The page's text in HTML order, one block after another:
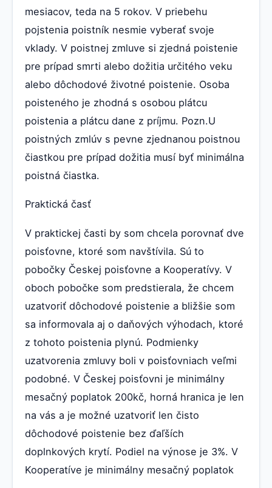
mesiacov, teda na 5 rokov. V priebehu
pojstenia poistník nesmie vyberať svoje
vklady. V poistnej zmluve si zjedná poistenie
pre prípad smrti alebo dožitia určitého veku
alebo dôchodové životné poistenie. Osoba
poisteného je zhodná s osobou plátcu
poistenia a plátcu dane z príjmu. Pozn.U
poistných zmlúv s pevne zjednanou poistnou
čiastkou pre prípad dožitia musí byť minimálna
poistná čiastka.
Praktická časť
V praktickej časti by som chcela porovnať dve
poisťovne, ktoré som navštívila. Sú to
pobočky Českej poisťovne a Kooperatívy. V
oboch pobočke som predstierala, že chcem
uzatvoriť dôchodové poistenie a bližšie som
sa informovala aj o daňových výhodach, ktoré
z tohoto poistenia plynú. Podmienky
uzatvorenia zmluvy boli v poisťovniach veľmi
podobné. V Českej poisťovni je minimálny
mesačný poplatok 200kč, horná hranica je len
na vás a je možné uzatvoriť len čisto
dôchodové poistenie bez ďaľších
doplnkových krytí. Podiel na výnose je 3%. V
Kooperatíve je minimálny mesačný poplatok